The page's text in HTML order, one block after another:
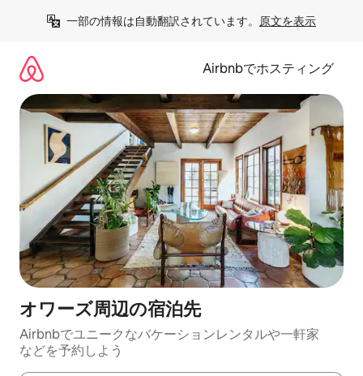
一部の情報は自動翻訳されています。 原文を表示
Airbnbでホスティング
オワーズ⁠周⁠辺⁠の宿⁠泊⁠先
Airbnbでユニークなバ⁠ケ⁠ー⁠シ⁠ョ⁠ンレ⁠ン⁠タ⁠ルや一⁠軒⁠家
な⁠ど⁠を予⁠約⁠し⁠よ⁠う